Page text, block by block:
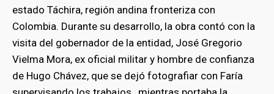
estado Táchira, región andina fronteriza con
Colombia. Durante su desarrollo, la obra contó con la
visita del gobernador de la entidad, José Gregorio
Vielma Mora, ex oficial militar y hombre de confianza
de Hugo Chávez, que se dejó fotografiar con Faría